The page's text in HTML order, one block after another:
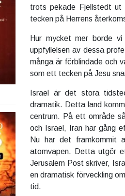
trots pekade Fjellstedt ut
tecken på Herrens
Hur mycket mer borde
uppfyllelsen av dessa
många är förblindade och
som ett tecken på Jesu
Israel är det stora
dramatik. Detta land
centrum. På ett område
och Israel, Iran har gång
Nu har det
atomvapen. Detta utgör
Jerusalem Post skriver,
en dramatisk förveckling
tid.